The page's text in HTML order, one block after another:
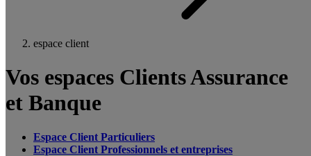
espace client
Vos espaces Clients Assurance
et Banque
Espace Client Particuliers
Espace Client Professionnels et entreprises